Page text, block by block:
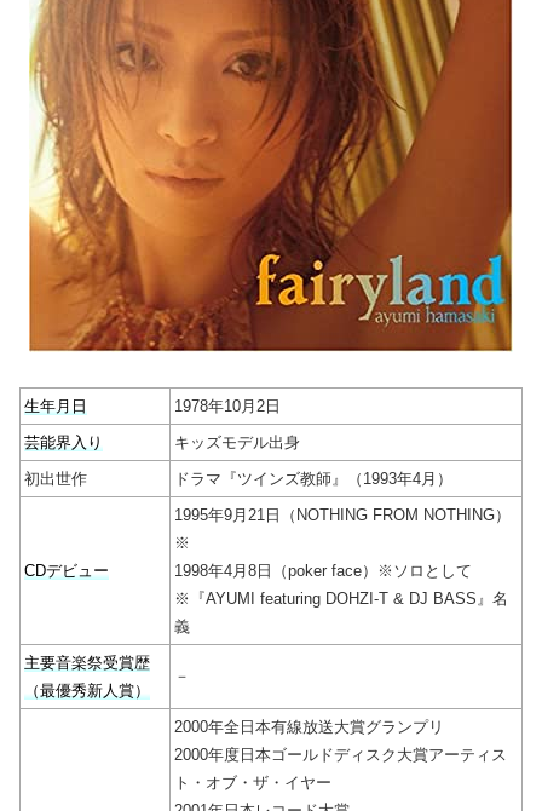
生年月日
1978年10月2日
芸能界入り
キッズモデル出身
初出世作
ドラマ『ツインズ教師』（1993年4月）
CDデビュー
1995年9月21日（NOTHING FROM NOTHING）
※
1998年4月8日（poker face）※ソロとして
※『AYUMI featuring DOHZI-T & DJ BASS』名
義
主要音楽祭受賞歴
（最優秀新人賞）
－
2000年全日本有線放送大賞グランプリ
2000年度日本ゴールドディスク大賞アーティス
ト・オブ・ザ・イヤー